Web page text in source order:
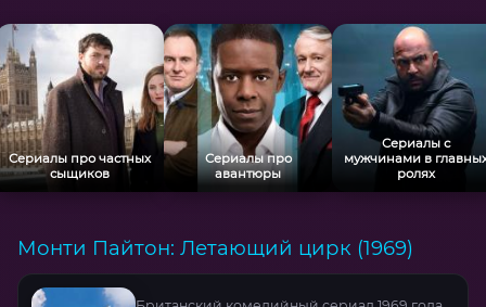
Сериалы про частных
сыщиков
Сериалы про
авантюры
Сериалы с
мужчинами в
ролях
Монти Пайтон: Летающий цирк (1969)